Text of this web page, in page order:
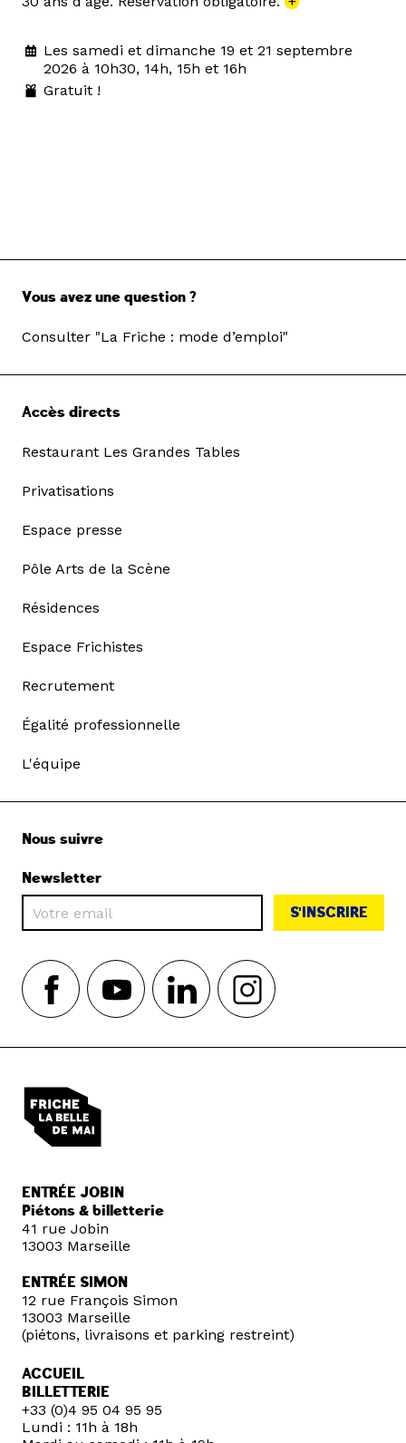
Les samedi et dimanche 19 et 21 septembre
2026 à 10h30, 14h, 15h et 16h
Gratuit !
Vous avez une question ?
Consulter "La Friche : mode d’emploi"
Accès directs
Restaurant Les Grandes Tables
Privatisations
Espace presse
Pôle Arts de la Scène
Résidences
Espace Frichistes
Recrutement
Égalité professionnelle
L'équipe
Nous suivre
Newsletter
S'INSCRIRE
ENTRÉE JOBIN
Piétons & billetterie
41 rue Jobin
13003 Marseille
ENTRÉE SIMON
12 rue François Simon
13003 Marseille
(piétons, livraisons et parking restreint)
ACCUEIL
BILLETTERIE
+33 (0)4 95 04 95 95
Lundi : 11h à 18h